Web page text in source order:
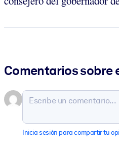
Comentarios sobre
Inicia sesión para compartir tu